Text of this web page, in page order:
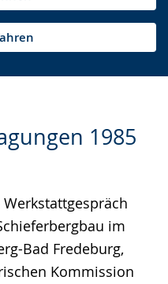
1985
Werkstattgespräch
im
Bad Fredeburg,
Kommission